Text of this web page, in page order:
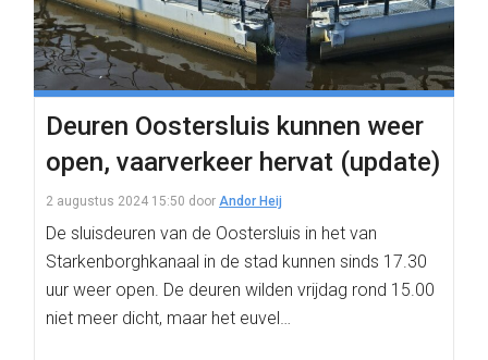
Deuren Oostersluis kunnen weer
open, vaarverkeer hervat (update)
2 augustus 2024 15:50 door Andor Heij
De sluisdeuren van de Oostersluis in het van
Starkenborghkanaal in de stad kunnen sinds 17.30
uur weer open. De deuren wilden vrijdag rond 15.00
niet meer dicht, maar het euvel…